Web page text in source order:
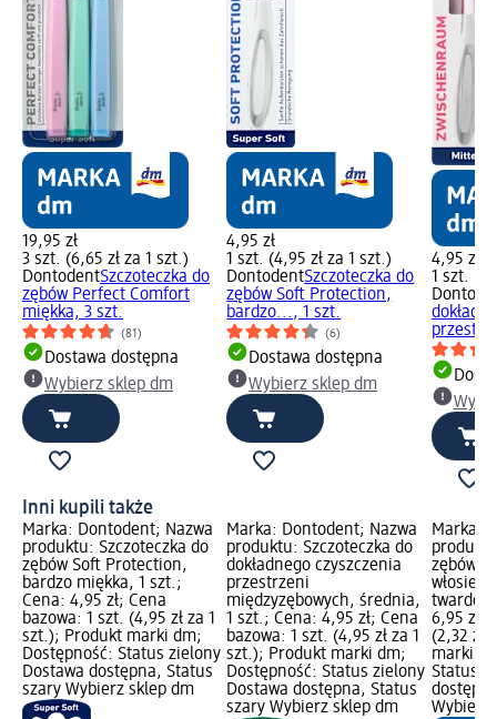
19,95 zł
3 szt. (6,65 zł za 1 szt.)
DontodentSzczoteczka do
zębów Perfect Comfort
miękka, 3 szt.
(81)
Dostawa dostępna
Wybierz sklep dm
4,95 zł
1 szt. (4,95 zł za 1 szt.)
DontodentSzczoteczka do
zębów Soft Protection,
bardzo..., 1 szt.
(6)
Dostawa dostępna
Wybierz sklep dm
4,95 zł
1 szt.
Inni kupili także
Marka: Dontodent; Nazwa
produktu: Szczoteczka do
zębów Soft Protection,
bardzo miękka, 1 szt.;
Cena: 4,95 zł; Cena
bazowa: 1 szt. (4,95 zł za 1
szt.); Produkt marki dm;
Dostępność: Status zielony
Dostawa dostępna, Status
szary Wybierz sklep dm
Marka: Dontodent; Nazwa
produktu: Szczoteczka do
dokładnego czyszczenia
przestrzeni
międzyzębowych, średnia,
1 szt.; Cena: 4,95 zł; Cena
bazowa: 1 szt. (4,95 zł za 1
szt.); Produkt marki dm;
Dostępność: Status zielony
Dostawa dostępna, Status
szary Wybierz sklep dm
Marka:
zębów z
6,95 zł;
(2,32 zł
marki
Status
Wybierz